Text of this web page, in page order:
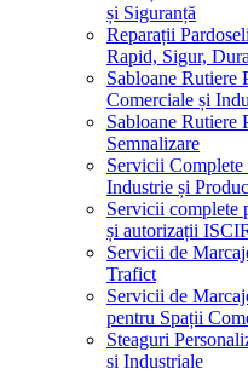
și Siguranță
Reparații
Rapid, Sigur,
Sabloane Rutiere
Comerciale și
Sabloane Rutiere
Semnalizare
Servicii
Industrie și
Servicii complete
și autorizații
Servicii de
Trafict
Servicii de
pentru Spații
Steaguri
și Industriale